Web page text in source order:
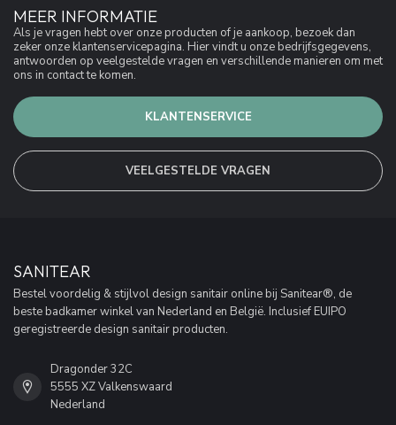
MEER INFORMATIE
Als je vragen hebt over onze producten of je aankoop, bezoek dan
zeker onze klantenservicepagina. Hier vindt u onze bedrijfsgegevens,
antwoorden op veelgestelde vragen en verschillende manieren om met
ons in contact te komen.
KLANTENSERVICE
VEELGESTELDE VRAGEN
SANITEAR
Bestel voordelig & stijlvol design sanitair online bij Sanitear®, de
beste badkamer winkel van Nederland en België. Inclusief EUIPO
geregistreerde design sanitair producten.
Dragonder 32C
5555 XZ Valkenswaard
Nederland